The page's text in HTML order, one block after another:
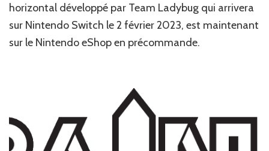
arrive
le
février
horizontal développé par Team Ladybug qui arrivera
sur Nintendo Switch le 2 février 2023, est maintenant
sur le Nintendo eShop en précommande.